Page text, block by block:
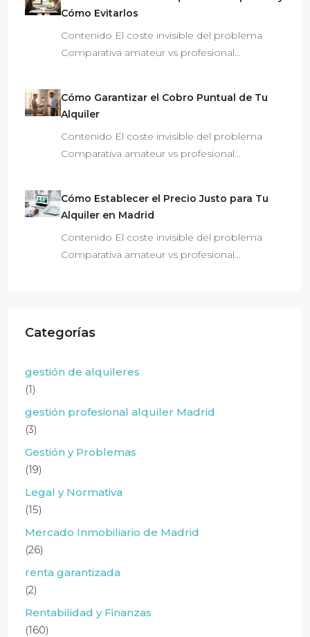
Cómo Evitarlos
Contenido El coste invisible del problema
Comparativa amateur vs profesional…
Cómo Garantizar el Cobro Puntual de Tu
Alquiler
Contenido El coste invisible del problema
Comparativa amateur vs profesional…
Cómo Establecer el Precio Justo para Tu
Alquiler en Madrid
Contenido El coste invisible del problema
Comparativa amateur vs profesional…
Categorías
gestión de alquileres
(1)
gestión profesional alquiler Madrid
(3)
Gestión y Problemas
(19)
Legal y Normativa
(15)
Mercado Inmobiliario de Madrid
(26)
renta garantizada
(2)
Rentabilidad y Finanzas
(160)